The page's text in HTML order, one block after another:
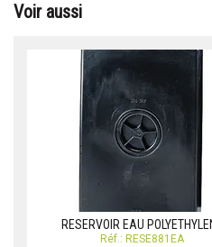
Voir aussi
RESERVOIR EAU
Réf.: RESE881EA